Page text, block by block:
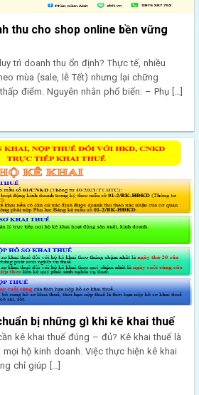
thu cho shop online bền vững
trì doanh thu ổn định? Thực tế, nhiều
mùa (sale, lễ Tết) nhưng lại chững
điểm. Nguyên nhân phổ biến: – Phụ […]
bị những gì khi kê khai thuế
kê khai thuế đúng – đủ? Kê khai thuế là
hộ kinh doanh. Việc thực hiện kê khai
chỉ giúp […]